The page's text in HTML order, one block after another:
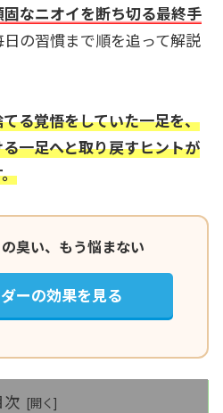
なニオイを断ち切る最終手
の習慣まで順を追って解説
る覚悟をしていた一足を、
一足へと取り戻すヒントが
臭い、もう悩まない
ーの効果を見る
次